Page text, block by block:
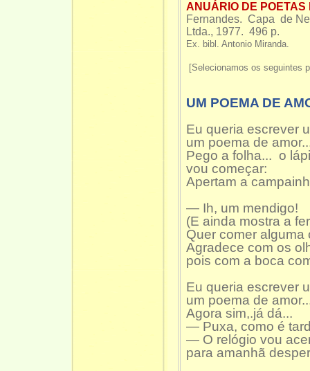
ANUÁRIO DE
Fernandes. Capa de
Ltda., 1977. 496 p.
Ex. bibl. Antonio Miranda.
[Selecionamos os seguintes
UM POEMA DE
Eu queria escrever
um poema de
Pego a folha... o
vou começar:
Apertam a
— Ih, um mendigo!
(E ainda mostra a
Quer comer alguma
Agradece com os
pois com a boca
Eu queria escrever
um poema de
Agora sim,.já dá...
— Puxa, como é
— O relógio vou
para amanhã